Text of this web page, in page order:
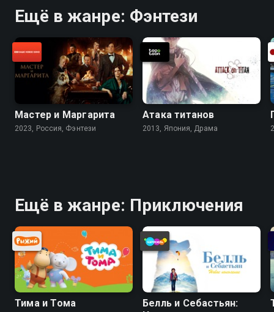
Ещё в жанре: Фэнтези
Мастер и Маргарита
2023, Россия, Фэнтези
Атака титанов
2013, Япония, Драма
Ещё в жанре: Приключения
Тима и Тома
Белль и Себастьян: